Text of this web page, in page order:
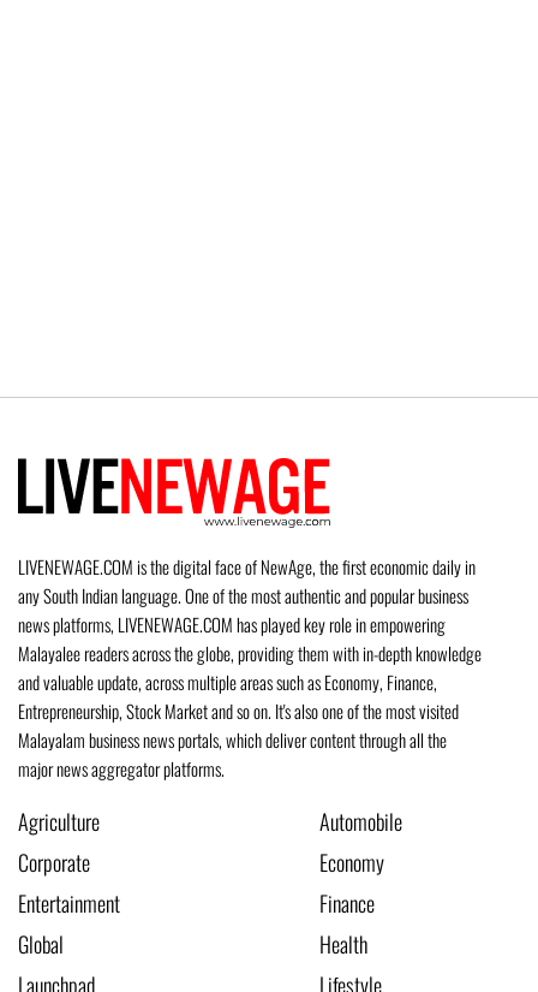
LIVENEWAGE.COM is the digital face of NewAge, the first economic daily in
any South Indian language. One of the most authentic and popular business
news platforms, LIVENEWAGE.COM has played key role in empowering
Malayalee readers across the globe, providing them with in-depth knowledge
and valuable update, across multiple areas such as Economy, Finance,
Entrepreneurship, Stock Market and so on. It's also one of the most visited
Malayalam business news portals, which deliver content through all the
major news aggregator platforms.
Agriculture
Automobile
Corporate
Economy
Entertainment
Finance
Global
Health
Launchpad
Lifestyle